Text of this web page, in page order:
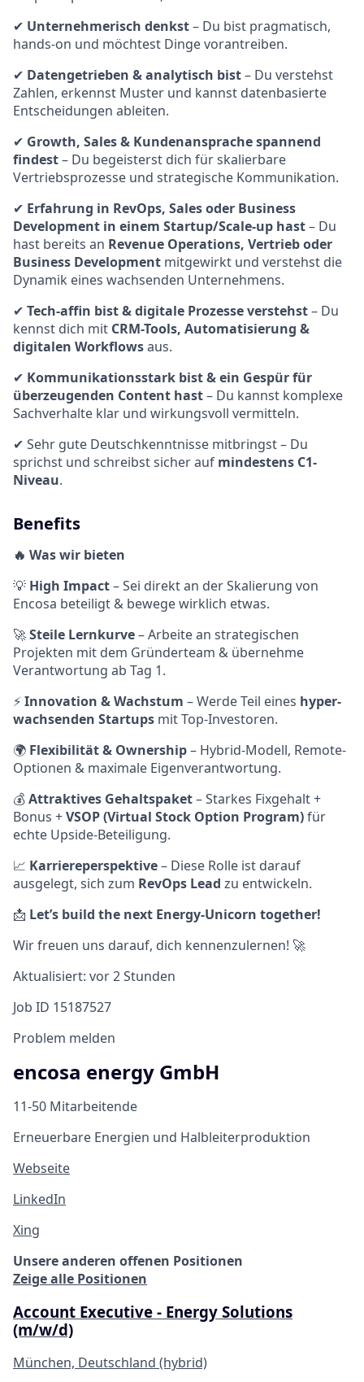
✔ Unternehmerisch denkst– Du bist pragmatisch,
hands-on und möchtest Dinge vorantreiben.
✔ Datengetrieben & analytisch bist– Du verstehst
Zahlen, erkennst Muster und kannst datenbasierte
Entscheidungen ableiten.
✔ Growth, Sales & Kundenansprache spannend
findest– Du begeisterst dich für skalierbare
Vertriebsprozesse und strategische Kommunikation.
✔ Erfahrung in RevOps, Sales oder Business
Development in einem Startup/Scale-up hast– Du
hast bereits an Revenue Operations, Vertrieb oder
Business Development mitgewirkt und verstehst die
Dynamik eines wachsenden Unternehmens.
✔ Tech-affin bist & digitale Prozesse verstehst– Du
kennst dich mit CRM-Tools, Automatisierung &
digitalen Workflowsaus.
✔ Kommunikationsstark bist & ein Gespür für
überzeugenden Content hast– Du kannst komplexe
Sachverhalte klar und wirkungsvoll vermitteln.
✔ Sehr gute Deutschkenntnisse mitbringst – Du
sprichst und schreibst sicher auf mindestens C1-
Niveau.
Benefits
🔥 Was wir bieten
💡 High Impact– Sei direkt an der Skalierung von
Encosa beteiligt & bewege wirklich etwas.
🚀Steile Lernkurve– Arbeite an strategischen
Projekten mit dem Gründerteam & übernehme
Verantwortung ab Tag 1.
⚡Innovation & Wachstum – Werde Teil eines hyper-
wachsenden Startups mit Top-Investoren.
🌍 Flexibilität & Ownership– Hybrid-Modell, Remote-
Optionen & maximale Eigenverantwortung.
💰Attraktives Gehaltspaket– Starkes Fixgehalt +
Bonus +VSOP (Virtual Stock Option Program)für
echte Upside-Beteiligung.
📈 Karriereperspektive– Diese Rolle ist darauf
ausgelegt, sich zum RevOps Lead zu entwickeln.
📩 Let’s build the next Energy-Unicorn together!
Wir freuen uns darauf, dich kennenzulernen! 🚀
Aktualisiert: vor 2 Stunden
Job ID 15187527
Problem melden
encosa energy GmbH
11-50 Mitarbeitende
Erneuerbare Energien und Halbleiterproduktion
Webseite
LinkedIn
Xing
Unsere anderen offenen Positionen
Zeige alle Positionen
Account Executive - Energy Solutions
(m/w/d)
München, Deutschland (hybrid)